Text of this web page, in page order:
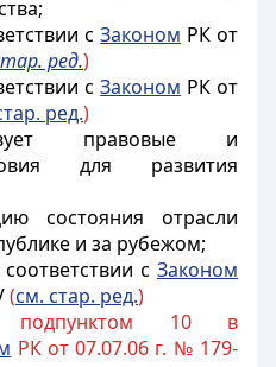
сЗаконом РК от
ред.)
сЗаконом РК от
ред.)
правовые и
для развития
состояния отрасли
и за рубежом;
с Законом
(см. стар. ред.)
подпунктом 10 в
РК от 07.07.06 г. № 179-